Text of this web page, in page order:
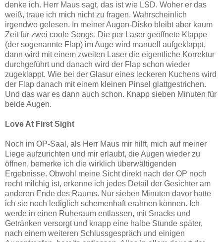
denke ich. Herr Maus sagt, das ist wie LSD. Woher er das
weiß, traue ich mich nicht zu fragen. Wahrscheinlich
irgendwo gelesen. In meiner Augen-Disko bleibt aber kaum
Zeit für zwei coole Songs. Die per Laser geöffnete Klappe
(der sogenannte Flap) im Auge wird manuell aufgeklappt,
dann wird mit einem zweiten Laser die eigentliche Korrektur
durchgeführt und danach wird der Flap schon wieder
zugeklappt. Wie bei der Glasur eines leckeren Kuchens wird
der Flap danach mit einem kleinen Pinsel glattgestrichen.
Und das war es dann auch schon. Knapp sieben Minuten für
beide Augen.
Love At First Sight
Noch im OP-Saal, als Herr Maus mir hilft, mich auf meiner
Liege aufzurichten und mir erlaubt, die Augen wieder zu
öffnen, bemerke ich die wirklich überwältigenden
Ergebnisse. Obwohl meine Sicht direkt nach der OP noch
recht milchig ist, erkenne ich jedes Detail der Gesichter am
anderen Ende des Raums. Nur sieben Minuten davor hatte
ich sie noch lediglich schemenhaft erahnen können. Ich
werde in einen Ruheraum entlassen, mit Snacks und
Getränken versorgt und knapp eine halbe Stunde später,
nach einem weiteren Schlussgespräch und einigen